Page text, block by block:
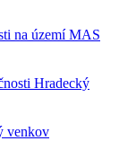
na území MAS
Hradecký
venkov